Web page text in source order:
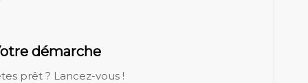
démarche
prêt ? Lancez-vous !